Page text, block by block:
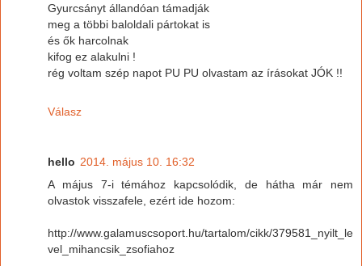
Gyurcsányt állandóan támadják
meg a többi baloldali pártokat is
és ők harcolnak
kifog ez alakulni !
rég voltam szép napot PU PU olvastam az írásokat JÓK !!
Válasz
hello 2014. május 10. 16:32
A május 7-i témához kapcsolódik, de hátha már nem
olvastok visszafele, ezért ide hozom:
http://www.galamuscsoport.hu/tartalom/cikk/379581_nyilt_le
vel_mihancsik_zsofiahoz